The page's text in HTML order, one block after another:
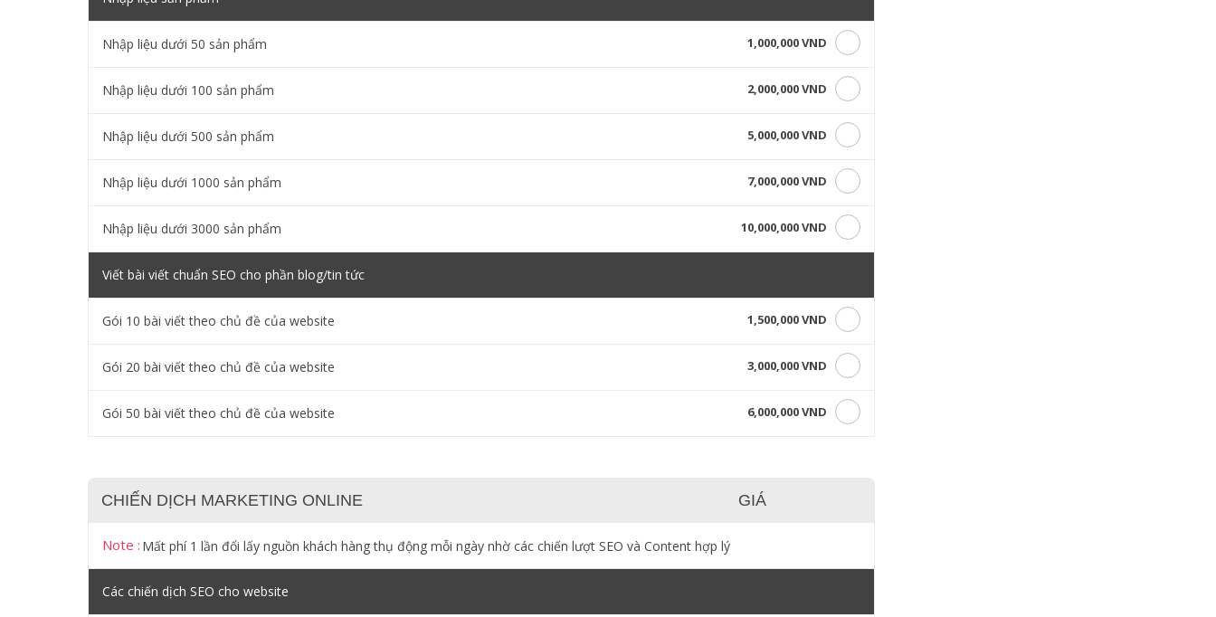
Nhập liệu dưới 50 sản phẩm 1,000,000 VND
Nhập liệu dưới 100 sản phẩm 2,000,000 VND
Nhập liệu dưới 500 sản phẩm 5,000,000 VND
Nhập liệu dưới 1000 sản phẩm 7,000,000 VND
Nhập liệu dưới 3000 sản phẩm 10,000,000 VND
Viết bài viết chuẩn SEO cho phần blog/tin tức
Gói 10 bài viết theo chủ đề của website 1,500,000 VND
Gói 20 bài viết theo chủ đề của website 3,000,000 VND
Gói 50 bài viết theo chủ đề của website 6,000,000 VND
CHIẾN DỊCH MARKETING ONLINE GIÁ
Note : Mất phí 1 lần đổi lấy nguồn khách hàng thụ động mỗi ngày nhờ các chiến lượt SEO và Content hợp lý
Các chiến dịch SEO cho website